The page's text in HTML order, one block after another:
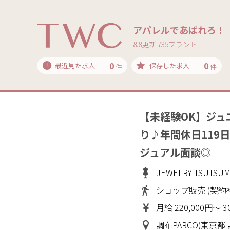
アパレルであばれろ！
8.8更新 735ブランド
最近見た求人 0件 保存した求人 0件
【未経験OK】ジ
り♪年間休日119
ジュアル面談◎
JEWELRY
ショップ販売 (契約
月給 220,000円～
調布PARCO(東京都